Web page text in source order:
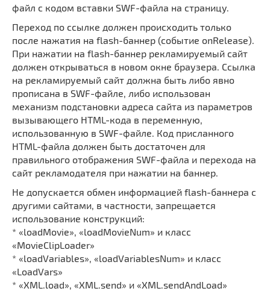
файл с кодом вставки SWF-файла на страницу.
Переход по ссылке должен происходить только
после нажатия на flash-баннер (событие onRelease).
При нажатии на flash-баннер рекламируемый сайт
должен открываться в новом окне браузера. Ссылка
на рекламируемый сайт должна быть либо явно
прописана в SWF-файле, либо использован
механизм подстановки адреса сайта из параметров
вызывающего HTML-кода в переменную,
использованную в SWF-файле. Код присланного
HTML-файла должен быть достаточен для
правильного отображения SWF-файла и перехода на
сайт рекламодателя при нажатии на баннер.
Не допускается обмен информацией flash-баннера с
другими сайтами, в частности, запрещается
использование конструкций:
* «loadMovie», «loadMovieNum» и класс
«MovieClipLoader»
* «loadVariables», «loadVariablesNum» и класс
«LoadVars»
* «XML.load», «XML.send» и «XML.sendAndLoad»